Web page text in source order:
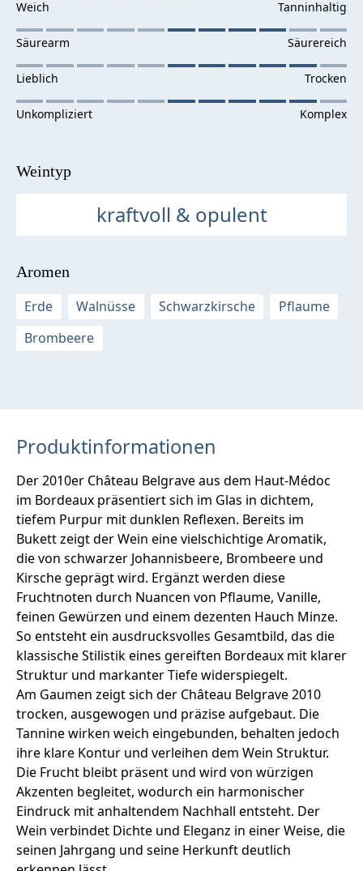
Weintyp
kraftvoll & opulent
Aromen
Erde
Walnüsse Schwarzkirsche
Pflaume
Brombeere
Produktinformationen
Der 2010er Château Belgrave aus dem Haut-Médoc
im Bordeaux präsentiert sich im Glas in dichtem,
tiefem Purpur mit dunklen Reflexen. Bereits im
Bukett zeigt der Wein eine vielschichtige Aromatik,
die von schwarzer Johannisbeere, Brombeere und
Kirsche geprägt wird. Ergänzt werden diese
Fruchtnoten durch Nuancen von Pflaume, Vanille,
feinen Gewürzen und einem dezenten Hauch Minze.
So entsteht ein ausdrucksvolles Gesamtbild, das die
klassische Stilistik eines gereiften Bordeaux mit klarer
Struktur und markanter Tiefe widerspiegelt.
Am Gaumen zeigt sich der Château Belgrave 2010
trocken, ausgewogen und präzise aufgebaut. Die
Tannine wirken weich eingebunden, behalten jedoch
ihre klare Kontur und verleihen dem Wein Struktur.
Die Frucht bleibt präsent und wird von würzigen
Akzenten begleitet, wodurch ein harmonischer
Eindruck mit anhaltendem Nachhall entsteht. Der
Wein verbindet Dichte und Eleganz in einer Weise, die
seinen Jahrgang und seine Herkunft deutlich